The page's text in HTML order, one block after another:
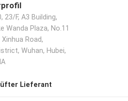
23/F, A3 Building,
Wanda Plaza, No.11
Road,
Wuhan, Hubei,
Lieferant